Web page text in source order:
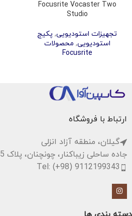
Focusrite Vocaster Two
Studio
تجهیزات استودیویی, پکیج
استودیویی, محصولات
Focusrite
ارتباط با فروشگاه
گیلان، منطقه آزاد انزلی
جاده ساحلی زیباکنار، چونچنان، پلاک 175
Tel: (+98) 9112199343